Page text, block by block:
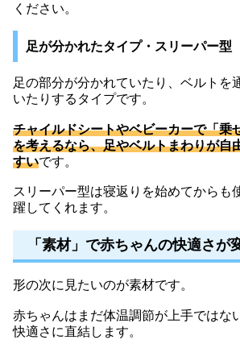
ください。
足が分かれたタイプ・スリーパー型
足の部分が分かれていたり、ベルトを
いたりするタイプです。
チャイルドシートやベビーカーで「乗
を考えるなら、足やベルトまわりが自
すいです。
スリーパー型は寝返りを始めてからも
躍してくれます。
「素材」で赤ちゃんの快適さが
形の次に見たいのが素材です。
赤ちゃんはまだ体温調節が上手ではな
快適さに直結します。